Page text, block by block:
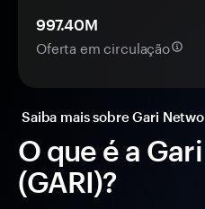
O que é a
(GARI)?
997.40M
Oferta em circulação
Saiba mais sobre Gari